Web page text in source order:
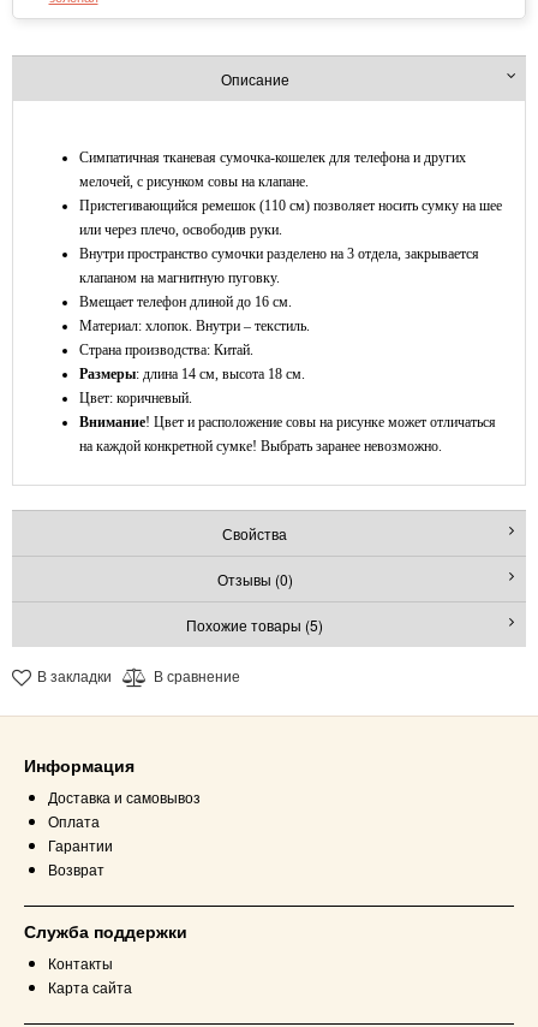
Описание
Симпатичная тканевая сумочка-кошелек для телефона и других
мелочей, с рисунком совы на клапане.
Пристегивающийся ремешок (110 см) позволяет носить сумку на шее
или через плечо, освободив руки.
Внутри пространство сумочки разделено на 3 отдела, закрывается
клапаном на магнитную пуговку.
Вмещает телефон длиной до 16 см.
Материал: хлопок. Внутри – текстиль.
Страна производства: Китай.
Размеры: длина 14 см, высота 18 см.
Цвет: коричневый.
Внимание! Цвет и расположение совы на рисунке может отличаться
на каждой конкретной сумке! Выбрать заранее невозможно.
Свойства
Отзывы (0)
Похожие товары (5)
В закладки В сравнение
Информация
Доставка и самовывоз
Оплата
Гарантии
Возврат
Служба поддержки
Контакты
Карта сайта